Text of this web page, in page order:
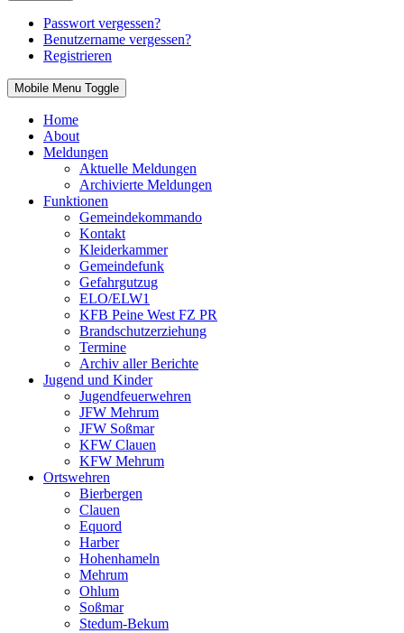
Passwort vergessen?
Benutzername vergessen?
Registrieren
Mobile Menu Toggle
Home
About
Meldungen
Aktuelle Meldungen
Archivierte Meldungen
Funktionen
Gemeindekommando
Kontakt
Kleiderkammer
Gemeindefunk
Gefahrgutzug
ELO/ELW1
KFB Peine West FZ PR
Brandschutzerziehung
Termine
Archiv aller Berichte
Jugend und Kinder
Jugendfeuerwehren
JFW Mehrum
JFW Soßmar
KFW Clauen
KFW Mehrum
Ortswehren
Bierbergen
Clauen
Equord
Harber
Hohenhameln
Mehrum
Ohlum
Soßmar
Stedum-Bekum